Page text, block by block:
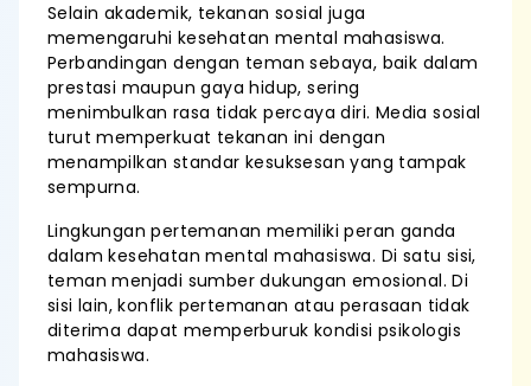
Selain akademik, tekanan sosial juga
memengaruhi kesehatan mental mahasiswa.
Perbandingan dengan teman sebaya, baik dalam
prestasi maupun gaya hidup, sering
menimbulkan rasa tidak percaya diri. Media sosial
turut memperkuat tekanan ini dengan
menampilkan standar kesuksesan yang tampak
sempurna.
Lingkungan pertemanan memiliki peran ganda
dalam kesehatan mental mahasiswa. Di satu sisi,
teman menjadi sumber dukungan emosional. Di
sisi lain, konflik pertemanan atau perasaan tidak
diterima dapat memperburuk kondisi psikologis
mahasiswa.